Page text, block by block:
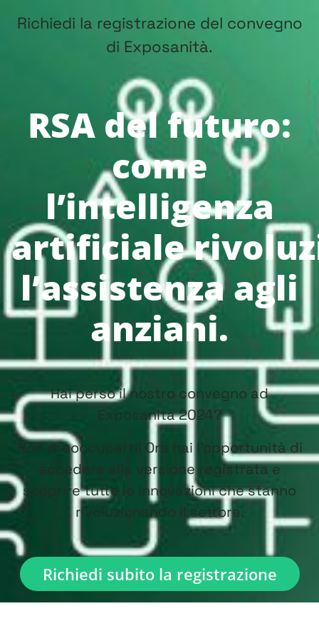
Richiedi la registrazione del convegno
di Exposanità.
RSA del futuro:
come
l’intelligenza
artificiale
l’assistenza agli
anziani.
Hai perso il nostro convegno ad
Exposanità 2024?
Non preoccuparti! Ora hai l’opportunità di
accedere alla versione registrata e
scoprire tutte le innovazioni che stanno
rivoluzionando il settore.
Richiedi subito la registrazione